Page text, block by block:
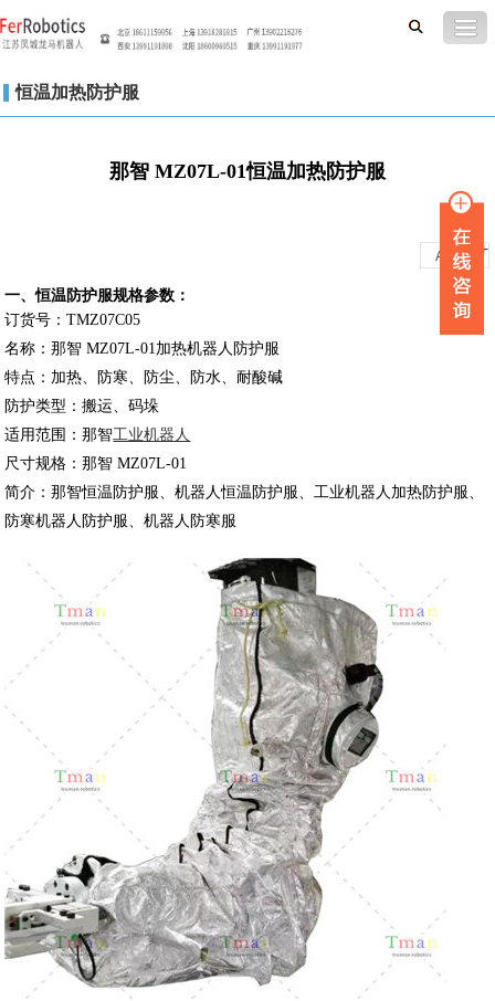
恒温加热防护服
那智 MZ07L-01恒温加热防护服
A A +
一、恒温防护服规格参数：
订货号：TMZ07C05
名称：那智 MZ07L-01加热机器人防护服
特点：加热、防寒、防尘、防水、耐酸碱
防护类型：搬运、码垛
适用范围：那智工业机器人
尺寸规格：那智 MZ07L-01
简介：那智恒温防护服、机器人恒温防护服、工业机器人加热防护服、
防寒机器人防护服、机器人防寒服